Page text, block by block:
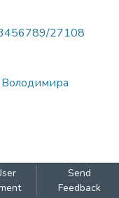
27108
Володимира
Send
Feedback